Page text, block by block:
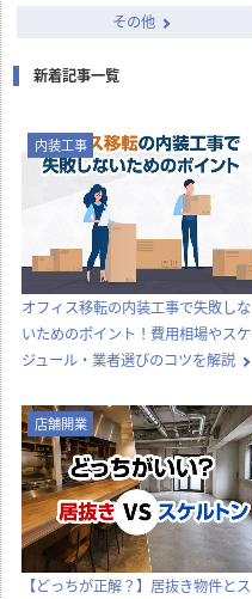
その他
新着記事一覧
内装工事
オフィス移転の内装工事で失敗しな
いためのポイント！費用相場やスケ
ジュール・業者選びのコツを解説
店舗開業
【どっちが正解？】居抜き物件とス